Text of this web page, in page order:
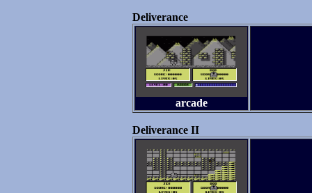
Deliverance
arcade
Deliverance II